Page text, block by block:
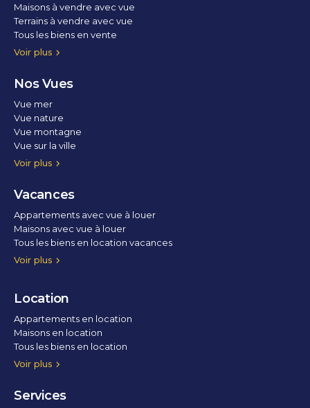
Voir plus
Maisons à vendre avec vue
Terrains à vendre avec vue
Tous les biens en vente
Nos Vues
Voir plus
Vue mer
Vue nature
Vue montagne
Vue sur la ville
Vue parc
Vue fleuve
Vue lac
Vue marina / port
Vacances
Voir plus
Appartements avec vue à louer
Maisons avec vue à louer
Tous les biens en location vacances
Location
Voir plus
Appartements en location
Maisons en location
Tous les biens en location
Services